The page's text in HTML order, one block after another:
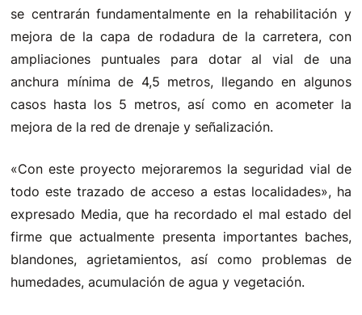
se centrarán fundamentalmente en la rehabilitación y
mejora de la capa de rodadura de la carretera, con
ampliaciones puntuales para dotar al vial de una
anchura mínima de 4,5 metros, llegando en algunos
casos hasta los 5 metros, así como en acometer la
mejora de la red de drenaje y señalización.
«Con este proyecto mejoraremos la seguridad vial de
todo este trazado de acceso a estas localidades», ha
expresado Media, que ha recordado el mal estado del
firme que actualmente presenta importantes baches,
blandones, agrietamientos, así como problemas de
humedades, acumulación de agua y vegetación.